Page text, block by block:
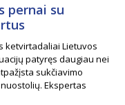
pernai su
ketvirtadaliai Lietuvos
patyręs daugiau nei
sukčiavimo
Ekspertas